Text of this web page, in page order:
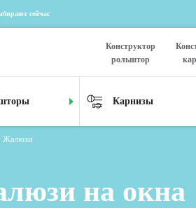
сейчас
Конструктор
рольштор
Карнизы
Жалюзи
на окна